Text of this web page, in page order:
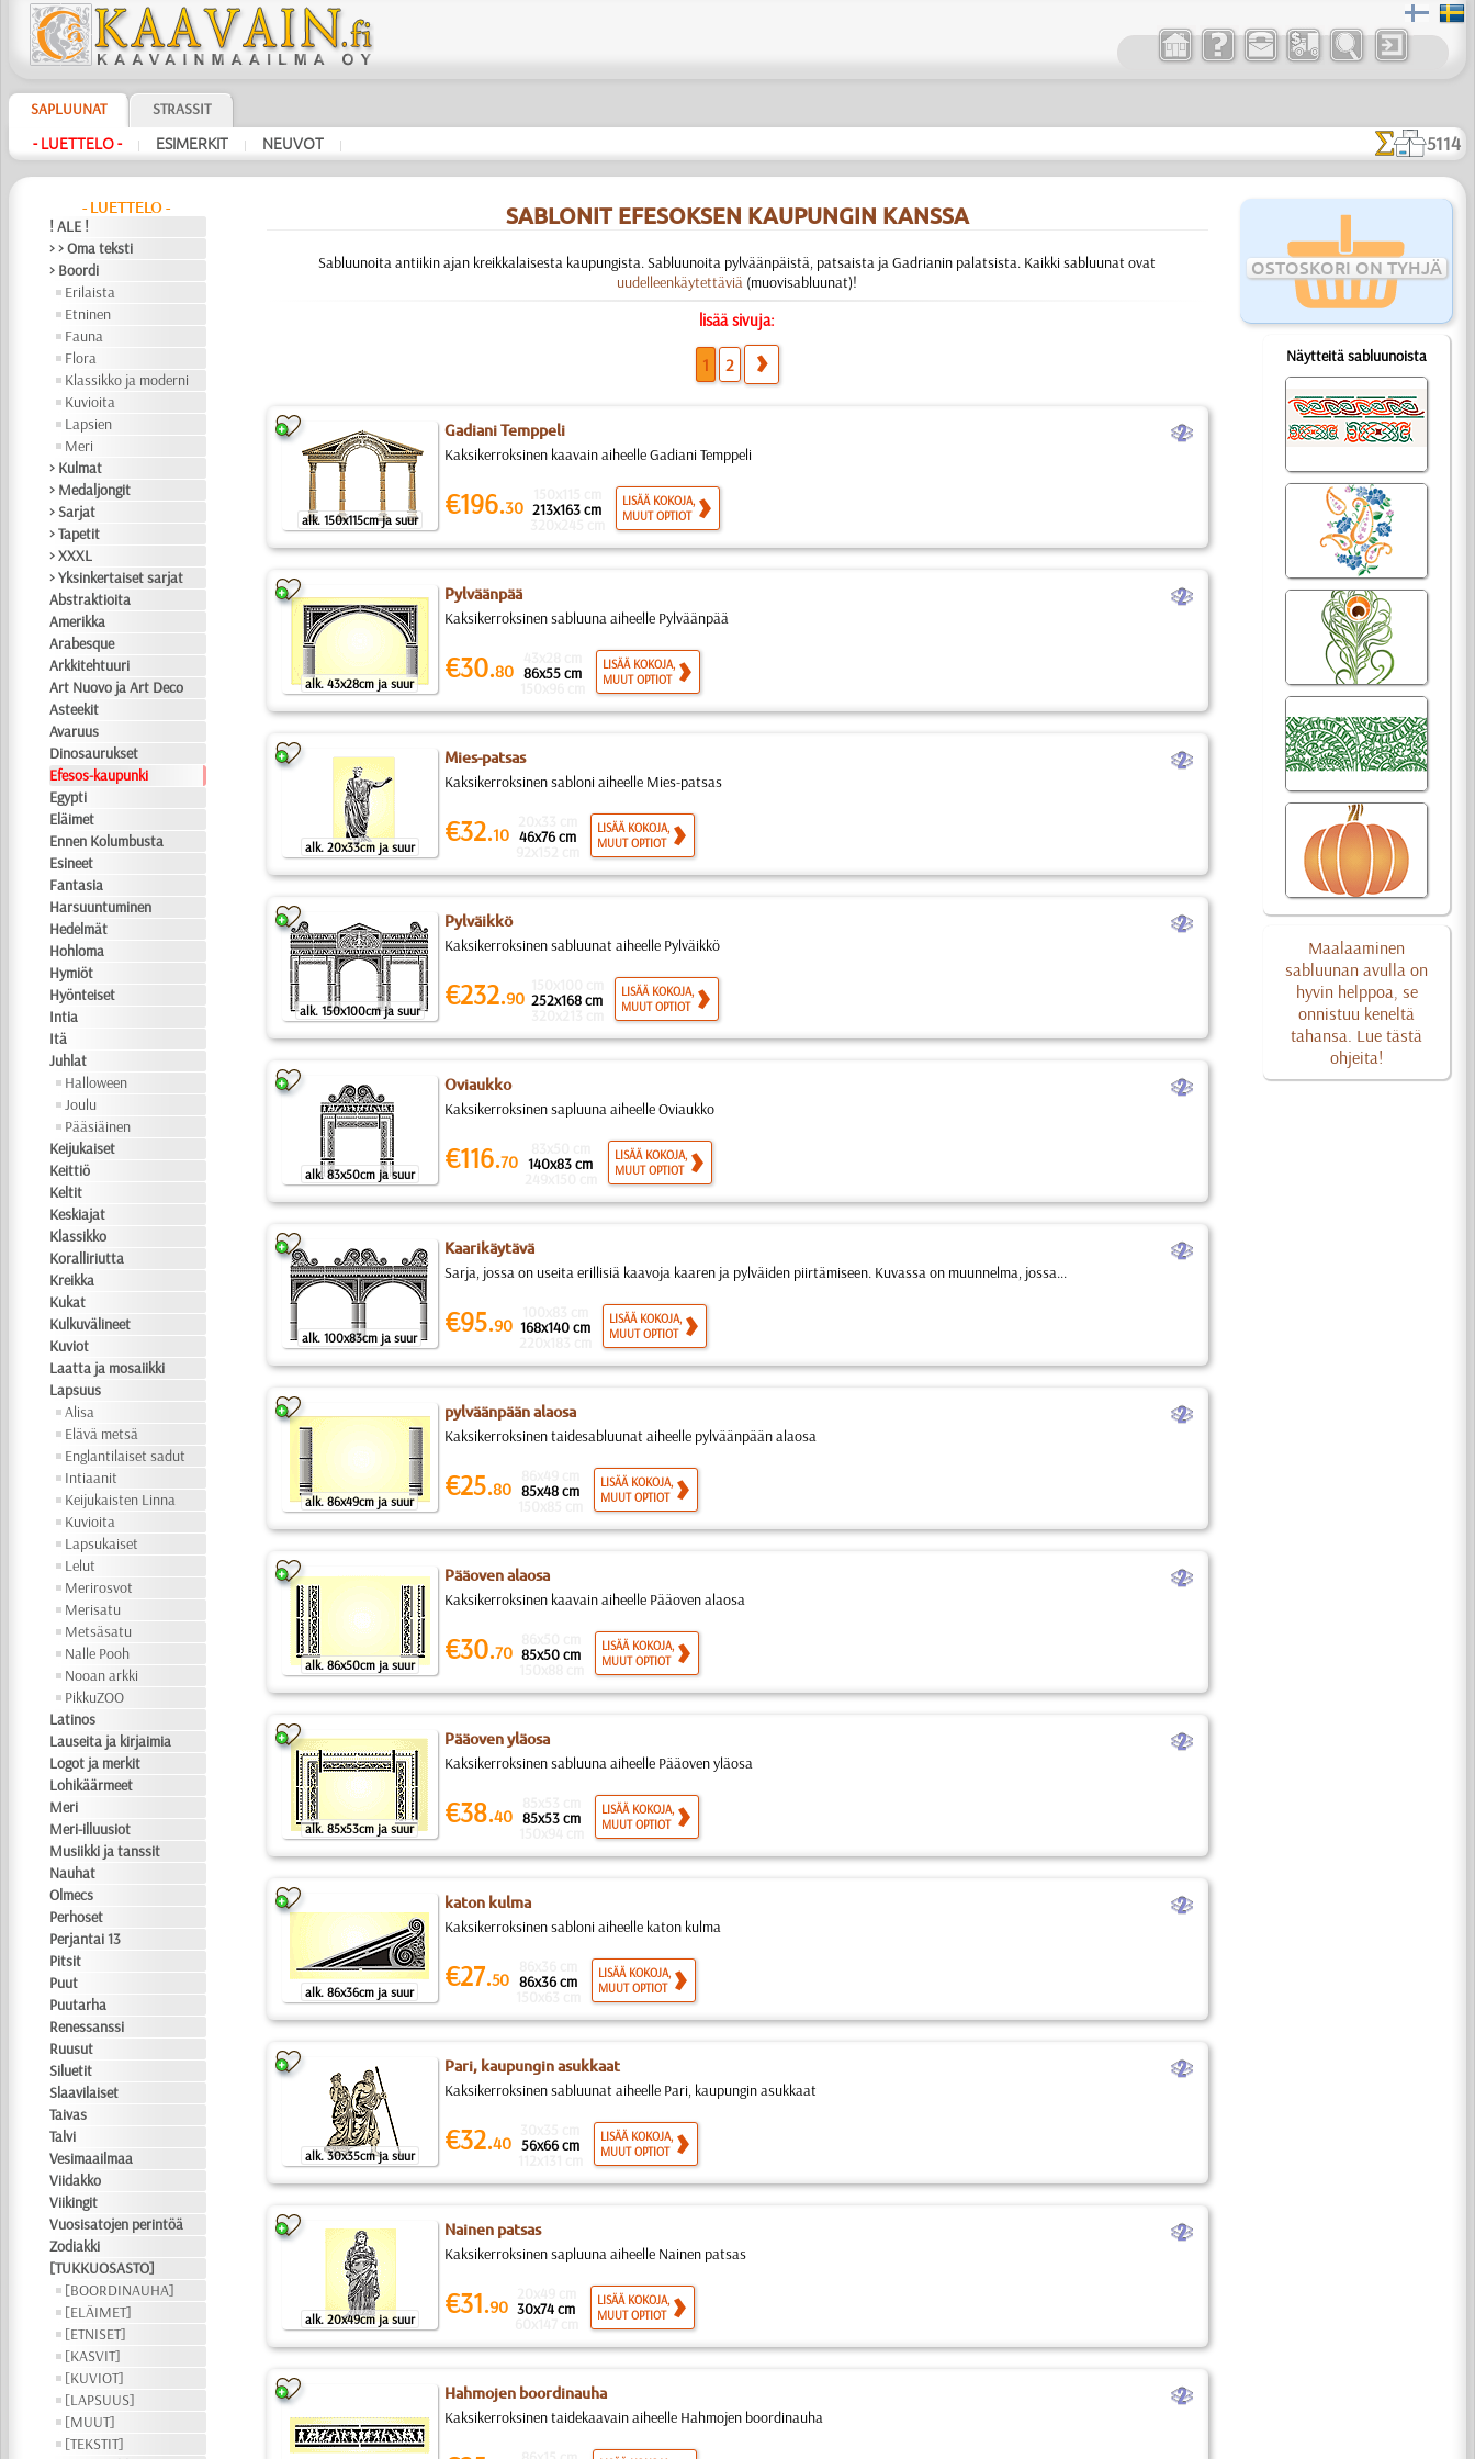
SAPLUUNAT STRASSIT
- LUETTELO - | ESIMERKIT | NEUVOT | 5114
- LUETTELO -
! ALE !
> > Oma teksti
> Boordi
Erilaista
Etninen
Fauna
Flora
Klassikko ja moderni
Kuvioita
Lapsien
Meri
> Kulmat
> Medaljongit
> Sarjat
> Tapetit
> XXXL
> Yksinkertaiset sarjat
Abstraktioita
Amerikka
Arabesque
Arkkitehtuuri
Art Nuovo ja Art Deco
Asteekit
Avaruus
Dinosaurukset
Efesos-kaupunki
Egypti
Eläimet
Ennen Kolumbusta
Esineet
Fantasia
Harsuuntuminen
Hedelmät
Hohloma
Hymiöt
Hyönteiset
Intia
Itä
Juhlat
Halloween
Joulu
Pääsiäinen
Keijukaiset
Keittiö
Keltit
Keskiajat
Klassikko
Koralliriutta
Kreikka
Kukat
Kulkuvälineet
Kuviot
Laatta ja mosaiikki
Lapsuus
Alisa
Elävä metsä
Englantilaiset sadut
Intiaanit
Keijukaisten Linna
Kuvioita
Lapsukaiset
Lelut
Merirosvot
Merisatu
Metsäsatu
Nalle Pooh
Nooan arkki
PikkuZOO
Latinos
Lauseita ja kirjaimia
Logot ja merkit
Lohikäärmeet
Meri
Meri-illuusiot
Musiikki ja tanssit
Nauhat
Olmecs
Perhoset
Perjantai 13
Pitsit
Puut
Puutarha
Renessanssi
Ruusut
Siluetit
Slaavilaiset
Taivas
Talvi
Vesimaailmaa
Viidakko
Viikingit
Vuosisatojen perintöä
Zodiakki
[TUKKUOSASTO]
[BOORDINAUHA]
[ELÄIMET]
[ETNISET]
[KASVIT]
[KUVIOT]
[LAPSUUS]
[MUUT]
[TEKSTIT]
OSTOSKORI ON TYHJÄ
Näytteitä sabluunoista
Maalaaminen
sabluunan avulla on
hyvin helppoa, se
onnistuu keneltä
tahansa. Lue tästä
ohjeita!
SABLONIT EFESOKSEN KAUPUNGIN KANSSA
Sabluunoita antiikin ajan kreikkalaisesta kaupungista. Sabluunoita pylväänpäistä, patsaista ja Gadrianin palatsista. Kaikki sabluunat ovat
uudelleenkäytettäviä (muovisabluunat)!
lisää sivuja:
1 2
alk. 150x115cm ja suur
Gadiani Temppeli b
Kaksikerroksinen kaavain aiheelle Gadiani Temppeli
€196.30 213x163 cm
LISÄÄ KOKOJA,
MUUT OPTIOT
alk. 43x28cm ja suur
Pylväänpää b
Kaksikerroksinen sabluuna aiheelle Pylväänpää
€30.80 86x55 cm
LISÄÄ KOKOJA,
MUUT OPTIOT
alk. 20x33cm ja suur
Mies-patsas b
Kaksikerroksinen sabloni aiheelle Mies-patsas
€32.10 46x76 cm
LISÄÄ KOKOJA,
MUUT OPTIOT
alk. 150x100cm ja suur
Pylväikkö b
Kaksikerroksinen sabluunat aiheelle Pylväikkö
€232.90 252x168 cm
LISÄÄ KOKOJA,
MUUT OPTIOT
alk. 83x50cm ja suur
Oviaukko b
Kaksikerroksinen sapluuna aiheelle Oviaukko
€116.70 140x83 cm
LISÄÄ KOKOJA,
MUUT OPTIOT
alk. 100x83cm ja suur
Kaarikäytävä b
Sarja, jossa on useita erillisiä kaavoja kaaren ja pylväiden piirtämiseen. Kuvassa on muunnelma, jossa...
€95.90 168x140 cm
LISÄÄ KOKOJA,
MUUT OPTIOT
alk. 86x49cm ja suur
pylväänpään alaosa b
Kaksikerroksinen taidesabluunat aiheelle pylväänpään alaosa
€25.80 85x48 cm
LISÄÄ KOKOJA,
MUUT OPTIOT
alk. 86x50cm ja suur
Pääoven alaosa b
Kaksikerroksinen kaavain aiheelle Pääoven alaosa
€30.70 85x50 cm
LISÄÄ KOKOJA,
MUUT OPTIOT
alk. 85x53cm ja suur
Pääoven yläosa b
Kaksikerroksinen sabluuna aiheelle Pääoven yläosa
€38.40 85x53 cm
LISÄÄ KOKOJA,
MUUT OPTIOT
alk. 86x36cm ja suur
katon kulma b
Kaksikerroksinen sabloni aiheelle katon kulma
€27.50 86x36 cm
LISÄÄ KOKOJA,
MUUT OPTIOT
alk. 30x35cm ja suur
Pari, kaupungin asukkaat b
Kaksikerroksinen sabluunat aiheelle Pari, kaupungin asukkaat
€32.40 56x66 cm
LISÄÄ KOKOJA,
MUUT OPTIOT
alk. 20x49cm ja suur
Nainen patsas b
Kaksikerroksinen sapluuna aiheelle Nainen patsas
€31.90 30x74 cm
LISÄÄ KOKOJA,
MUUT OPTIOT
Hahmojen boordinauha b
Kaksikerroksinen taidekaavain aiheelle Hahmojen boordinauha